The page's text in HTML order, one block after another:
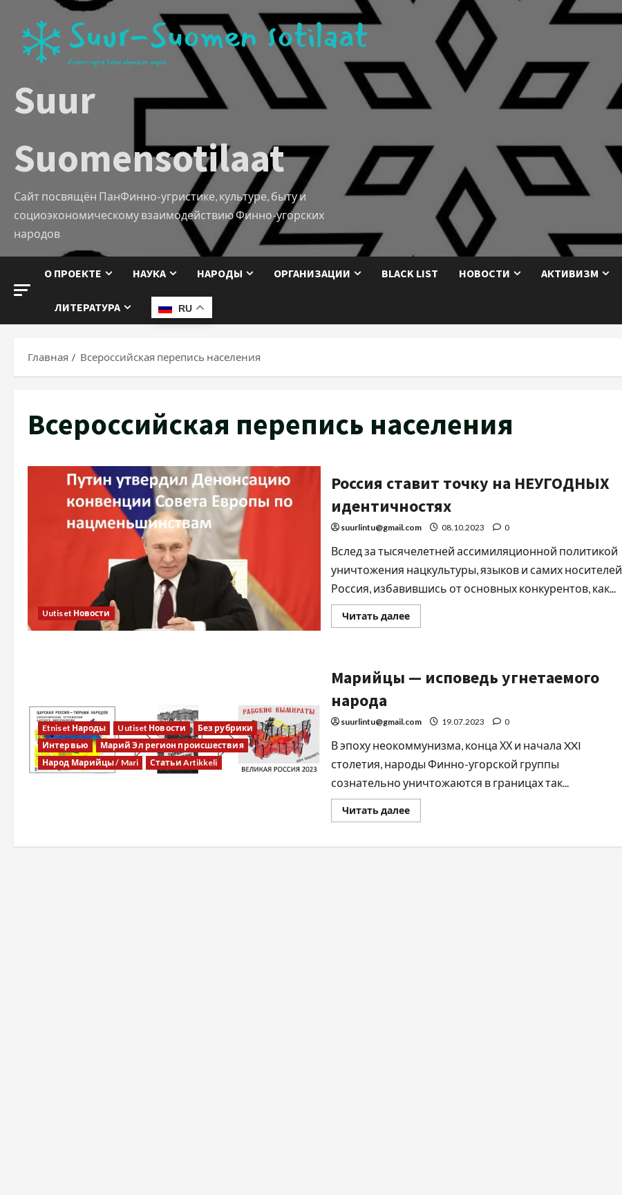
Suur
Suomensotilaat
Сайт посвящён ПанФинно-угристике, культуре, быту и
социоэкономическому взаимодействию Финно-угорских
народов
О ПРОЕКТЕ НАУКА НАРОДЫ ОРГАНИЗАЦИИ BLACK LIST НОВОСТИ АКТИВИЗМ
ЛИТЕРАТУРА RU
Главная Всероссийская перепись населения
Всероссийская перепись населения
Uutiset Новости
Россия ставит точку на НЕУГОДНЫХ
идентичностях
suurlintu@gmail.com 08.10.2023 0
Вслед за тысячелетней ассимиляционной политикой
уничтожения нацкультуры, языков и самих носителей
Россия, избавившись от основных конкурентов, как...
Читать далее
Etniset Народы Uutiset Новости
Без рубрики
Интервью
Марий Эл регион происшествия
Народ Марийцы / Mari
Статьи Artikkeli
Марийцы — исповедь угнетаемого
народа
suurlintu@gmail.com 19.07.2023 0
В эпоху неокоммунизма, конца ХХ и начала XXI
столетия, народы Финно-угорской группы
сознательно уничтожаются в границах так...
Читать далее